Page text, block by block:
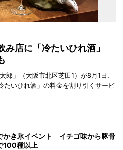
み店に「冷たいひれ酒」
郎」（大阪市北区芝田1）が8月1日、
たいひれ酒」の料金を割り引くサービ
かき氷イベント イチゴ味から豚骨
100種以上